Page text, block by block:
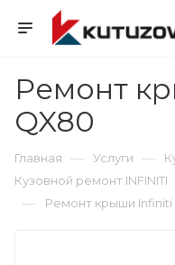
Ремонт
QX80
Главная — Услуги —
Кузовной ремонт INFINITI
— Ремонт крыши Infiniti